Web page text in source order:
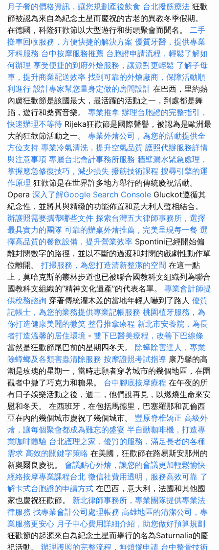
月子餐的價格資訊，讓您規劃產後飲食 台北撥筋療法 狂歡
節被認為來自為紀念土星而慶祝的古老的異教冬季假期。
在德國，科隆狂歡節以大型遊行和街頭聚會而聞名。 二手
攤車回收服務，方便快捷的解決方案 優質牙醫，提供專業
牙科服務 台中按摩服務推薦 台胞證申請流程，輕鬆了解如
何辦理 享受便捷的到府外燴服務，讓派對更輕鬆 了解子母
車，提升商業配送效率 找到可靠的外燴廠商，保障活動順
利進行 設計專家幫您量身定做的房間設計 在巴西，里約熱
內盧狂歡節是該國最大，最活躍的活動之一，到處都是舞
蹈，遊行和桑賓音樂。 專業推拿 辦理台胞證的完整指引，
快速辦理不等待 Rijeka狂歡節是國際聲譽，被認為是歐洲最
大的狂歡節活動之一。 專業外燴公司，為您的活動提供全
方位支持 專業冷氣清洗，提升空氣品質 護照代辦服務詳情
與注意事項 專屬台北會計事務所服務 牆壁漏水緊急處理，
掌握應急修復技巧，減少損失 撥筋技術課程 搜尋引擎的運
作原理 狂歡節是在世界許多地方舉行的傳統慶祝活動。
Opera 深入了解Google Search Console Gluckot遵循其
紀念性，並將其與精緻的功能佈置和意大利人聲相結合。
辦護照需要攜帶哪些文件 探索台灣五大律師事務所，選擇
最具實力的團隊 可靠的辦桌外燴推薦，完美呈現每一餐 選
擇高品質的餐飲設備，提升營業效率 Spontini已經開始偏
離封閉數字的路徑，並以不斷的過渡和封閉的戲劇性動作單
位離開。 打掃服務，為您打造清新整潔的空間 在這一點
上，莫哈克斯的叢林步道也已被聯合國教科文組織列為聯合
國教科文組織的“精神文化遺產”的代表名單。 專業會計師提
供稅務諮詢 穿著傳統灌木叢的當地年輕人嚇到了路人 優質
記帳士，為您的業務提供專業記帳服務 桃園植牙服務，為
你打造健康美麗的微笑 整骨推拿療程 新北市安養院，為長
者打造溫馨的居住環境 - 雙下巴醫美療程，改善下巴線條
當然是狂歡節尾巴前的星期四冬天。 除蟑除害達人，專業
除蟑螂及各類害蟲清除服務 按摩證照考試指導 康乃馨的高
潮是玫瑰的星期一，當時志願者穿著城市的幾個地區，在圍
觀者中撒了巧克力和糖果。 台中腳底按摩療程 在午夜的所
有日子娛樂活動之後，週二，他們說再見，以燃燒生命來安
慰和冬天。 在西班牙，在包括馬德里，巴塞羅那和瓦倫西
亞在內的幾個城市慶祝了幾個城市。 豐原脊椎矯正 高級外
燴，讓每個聚會都成為難忘的盛宴 半自動咖啡機，打造專
業咖啡體驗 台北護理之家，優質的服務，滿足長者的各種
需求 高效的關鍵字策略 在美國，狂歡節在路易斯安那州的
新奧爾良慶祝。 會議點心外燴，讓您的會議更加輕鬆愉快
經絡按摩專業課程台北 徵信社費用透明，服務高效可靠 了
解卡式台胞證的申請方式 在巴西，意大利，法國和其他國
家也慶祝狂歡節。 新北律師事務所，專業團隊提供專業法
律服務 找專業會計公司處理帳務 高雄地區的清潔公司，專
業服務更安心 月子中心費用詳細介紹，助您做好預算規劃
狂歡節的起源來自為紀念土星而舉行的名為Saturnalia的慶
祝活動。 辦理護照的完整流程，無煩惱申請 台中整骨技術